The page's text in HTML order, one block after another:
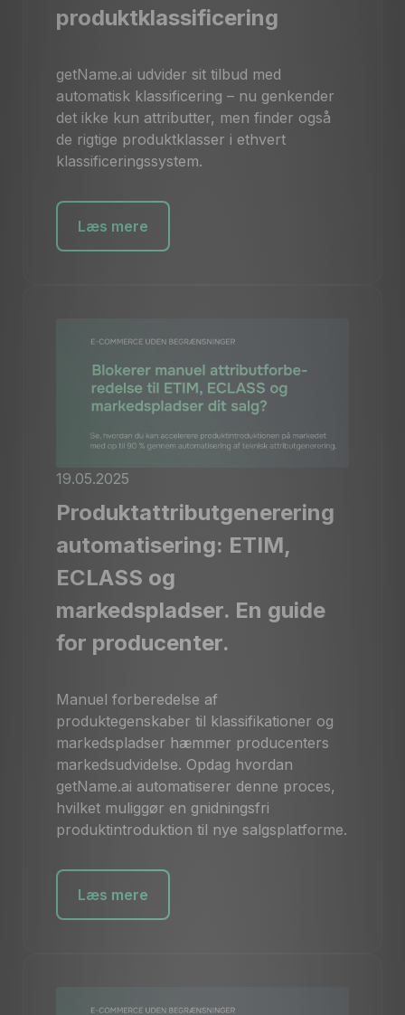
produktklassificering
getName.ai udvider sit tilbud med
automatisk klassificering – nu genkender
det ikke kun attributter, men finder også
de rigtige produktklasser i ethvert
klassificeringssystem.
Læs mere
19.05.2025
Produktattributgenerering
automatisering: ETIM,
ECLASS og
markedspladser. En guide
for producenter.
Manuel forberedelse af
produktegenskaber til klassifikationer og
markedspladser hæmmer producenters
markedsudvidelse. Opdag hvordan
getName.ai automatiserer denne proces,
hvilket muliggør en gnidningsfri
produktintroduktion til nye salgsplatforme.
Læs mere